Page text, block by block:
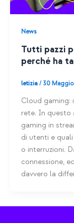
News
Tutti pazzi
perché ha
letizia / 30
Cloud gaming:
rete. In questo
gaming in
di utenti e
o interruzioni.
connessione,
davvero la